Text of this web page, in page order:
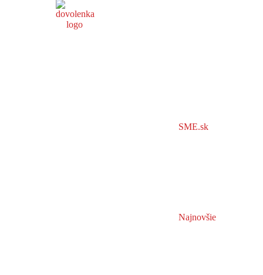
SME.sk
Najnovšie